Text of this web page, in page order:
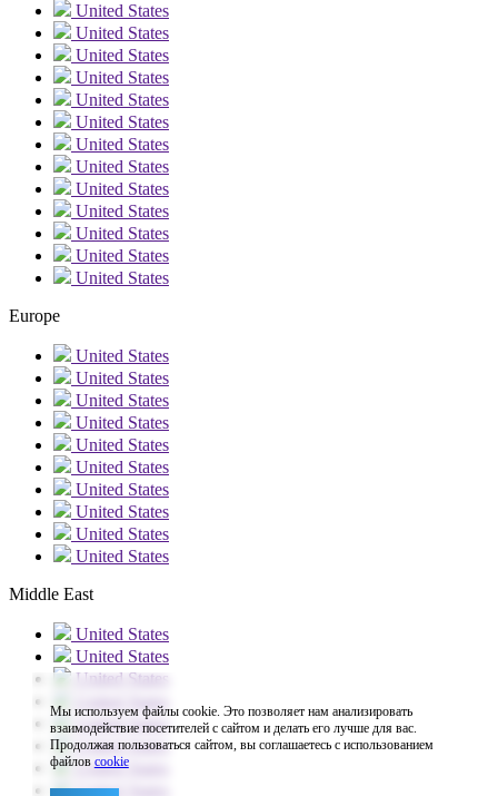
Мы используем файлы cookie. Это позволяет нам анализировать
взаимодействие посетителей с сайтом и делать его лучше для вас.
Продолжая пользоваться сайтом, вы соглашаетесь с использованием
файлов cookie
United States
United States
United States
United States
United States
United States
United States
United States
United States
United States
United States
United States
United States
Europe
United States
United States
United States
United States
United States
United States
United States
United States
United States
United States
Middle East
United States
United States
United States
United States
United States
United States
United States